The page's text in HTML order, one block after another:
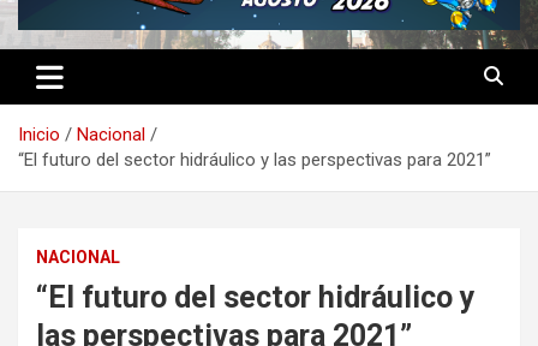
Inicio
Nacional
“El futuro del sector hidráulico y las perspectivas para 2021”
NACIONAL
“El futuro del sector hidráulico y
las perspectivas para 2021”